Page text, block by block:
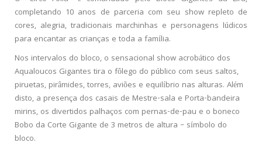
completando 10 anos de parceria com seu show repleto de
cores, alegria, tradicionais marchinhas e personagens lúdicos
para encantar as crianças e toda a família.
Nos intervalos do bloco, o sensacional show acrobático dos
Aqualoucos Gigantes tira o fôlego do público com seus saltos,
piruetas, pirâmides, torres, aviões e equilíbrio nas alturas. Além
disto, a presença dos casais de Mestre-sala e Porta-bandeira
mirins, os divertidos palhaços com pernas-de-pau e o boneco
Bobo da Corte Gigante de 3 metros de altura – símbolo do
bloco.